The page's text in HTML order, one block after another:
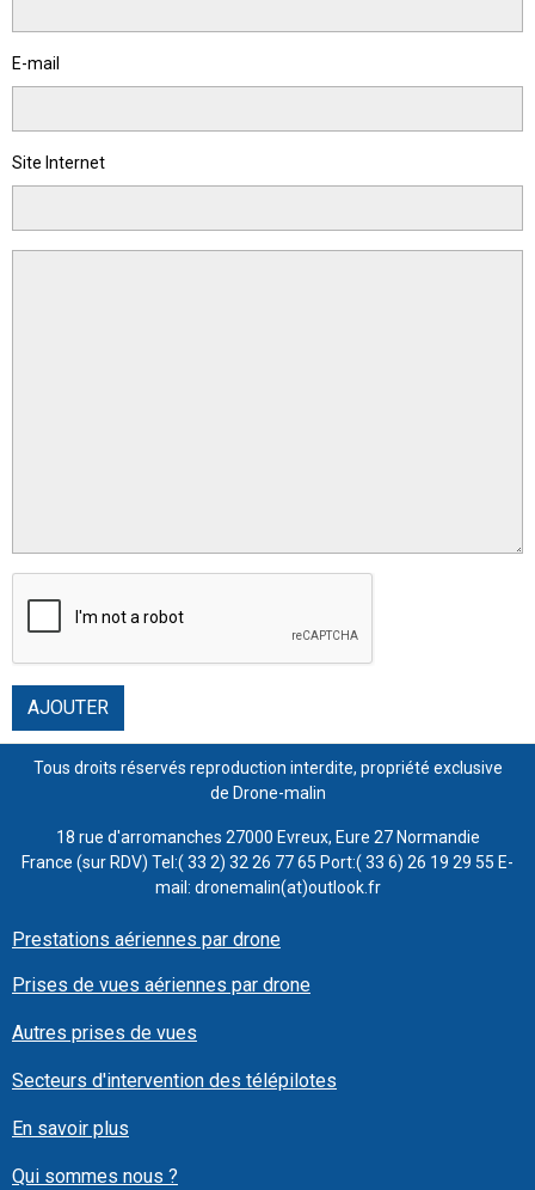
E-mail
Site Internet
AJOUTER
Tous droits réservés reproduction interdite, propriété exclusive
de Drone-malin
18 rue d'arromanches 27000 Evreux, Eure 27 Normandie
France (sur RDV) Tel:( 33 2) 32 26 77 65 Port:( 33 6) 26 19 29 55 E-
mail: dronemalin(at)outlook.fr
Prestations aériennes par drone
Prises de vues aériennes par drone
Autres prises de vues
Secteurs d'intervention des télépilotes
En savoir plus
Qui sommes nous ?